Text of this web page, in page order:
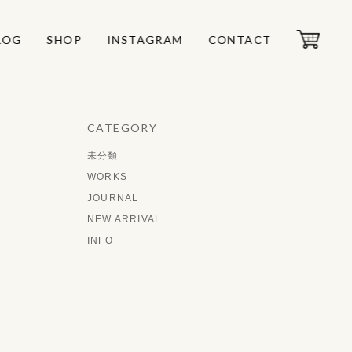
SHOP INSTAGRAM CONTACT
SHOP INSTAGRAM CONTACT
CATEGORY
未分類
WORKS
JOURNAL
NEW ARRIVAL
INFO